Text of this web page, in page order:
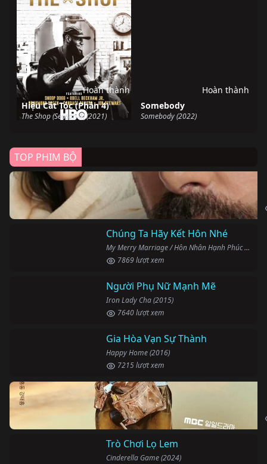
Hiệu Cắt Tóc (Phần 4)
The Shop (Season 4) (2021)
Hoàn thành
Somebody
Somebody (2022)
Hoàn thành
TOP PHIM BỘ
Chúng Ta Hãy Kết Hôn Nhé
My Merry Marriage / Hôn Nhân Hạnh Phúc (2024)
7869 lượt xem
Người Phụ Nữ Mạnh Mẽ
Iron Lady Cha (2015)
7640 lượt xem
Gia Hòa Vạn Sự Thành
Happy Home (2016)
7215 lượt xem
Trò Chơi Lọ Lem
Cinderella Game (2024)